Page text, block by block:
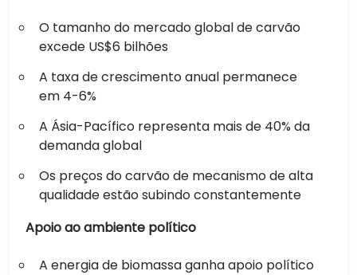
O tamanho do mercado global de carvão
excede US$6 bilhões
A taxa de crescimento anual permanece
em 4-6%
A Ásia-Pacífico representa mais de 40% da
demanda global
Os preços do carvão de mecanismo de alta
qualidade estão subindo constantemente
Apoio ao ambiente político
A energia de biomassa ganha apoio político